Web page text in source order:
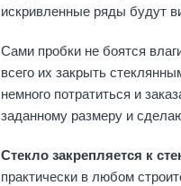
искривленные ряды будут
Сами пробки не боятся
всего их закрыть
немного потратиться и
заданному размеру и
Стекло закрепляется к
практически в любом